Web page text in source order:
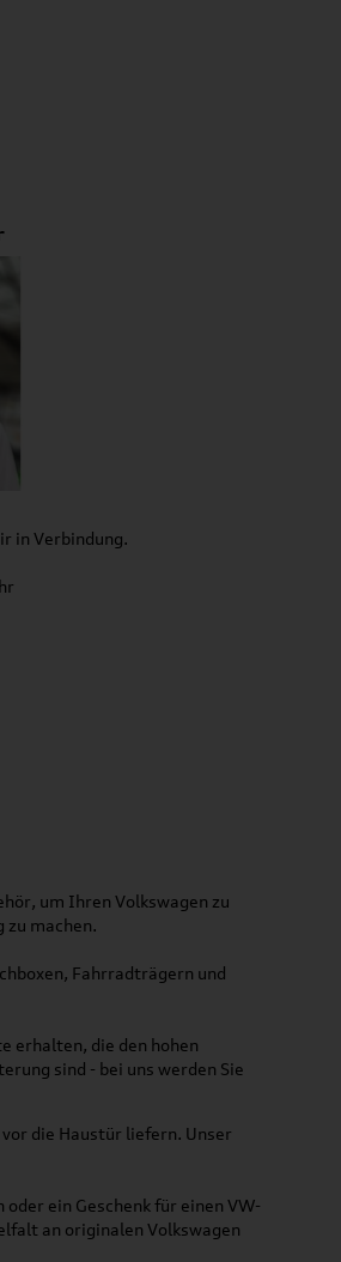
in Verbindung.
um Ihren Volkswagen zu
zu machen.
Fahrradträgern und
erhalten, die den hohen
sind - bei uns werden Sie
die Haustür liefern. Unser
ein Geschenk für einen VW-
an originalen Volkswagen